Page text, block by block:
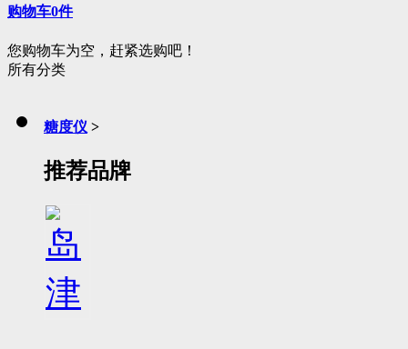
购物车0件
您购物车为空，赶紧选购吧！
所有分类
糖度仪 >
推荐品牌